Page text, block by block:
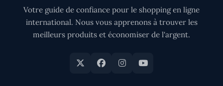
Votre guide de confiance pour le shopping en ligne
international. Nous vous apprenons à trouver les
meilleurs produits et économiser de l'argent.